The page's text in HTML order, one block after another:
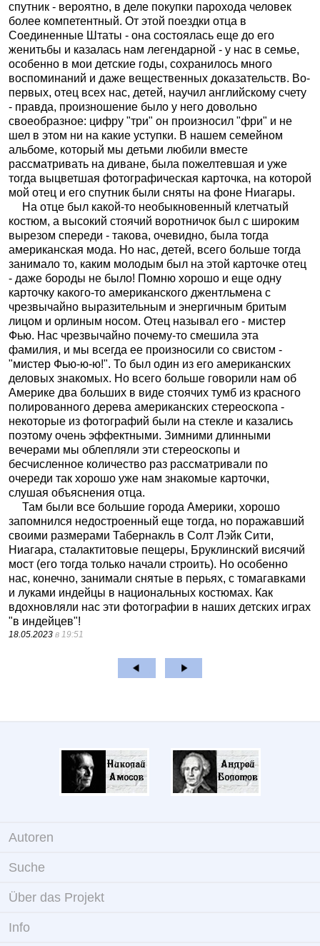
спутник - вероятно, в деле покупки парохода человек
более компетентный. От этой поездки отца в
Соединенные Штаты - она состоялась еще до его
женитьбы и казалась нам легендарной - у нас в семье,
особенно в мои детские годы, сохранилось много
воспоминаний и даже вещественных доказательств. Во-
первых, отец всех нас, детей, научил английскому счету
- правда, произношение было у него довольно
своеобразное: цифру "три" он произносил "фри" и не
шел в этом ни на какие уступки. В нашем семейном
альбоме, который мы детьми любили вместе
рассматривать на диване, была пожелтевшая и уже
тогда выцветшая фотографическая карточка, на которой
мой отец и его спутник были сняты на фоне Ниагары.
На отце был какой-то необыкновенный клетчатый
костюм, а высокий стоячий воротничок был с широким
вырезом спереди - такова, очевидно, была тогда
американская мода. Но нас, детей, всего больше тогда
занимало то, каким молодым был на этой карточке отец
- даже бороды не было! Помню хорошо и еще одну
карточку какого-то американского джентльмена с
чрезвычайно выразительным и энергичным бритым
лицом и орлиным носом. Отец называл его - мистер
Фью. Нас чрезвычайно почему-то смешила эта
фамилия, и мы всегда ее произносили со свистом -
"мистер Фью-ю-ю!". То был один из его американских
деловых знакомых. Но всего больше говорили нам об
Америке два больших в виде стоячих тумб из красного
полированного дерева американских стереоскопа -
некоторые из фотографий были на стекле и казались
поэтому очень эффектными. Зимними длинными
вечерами мы облепляли эти стереоскопы и
бесчисленное количество раз рассматривали по
очереди так хорошо уже нам знакомые карточки,
слушая объяснения отца.
Там были все большие города Америки, хорошо
запомнился недостроенный еще тогда, но поражавший
своими размерами Табернакль в Солт Лэйк Сити,
Ниагара, сталактитовые пещеры, Бруклинский висячий
мост (его тогда только начали строить). Но особенно
нас, конечно, занимали снятые в перьях, с томагавками
и луками индейцы в национальных костюмах. Как
вдохновляли нас эти фотографии в наших детских играх
"в индейцев"!
18.05.2023 в 19:51
Autoren
Suche
Über das Projekt
Info